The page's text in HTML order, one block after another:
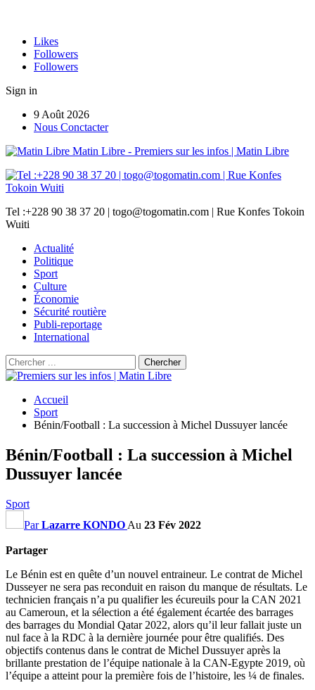
Likes
Followers
Followers
Sign in
9 Août 2026
Nous Conctacter
Matin Libre - Premiers sur les infos | Matin Libre
Tel :+228 90 38 37 20 | togo@togomatin.com | Rue Konfes Tokoin
Wuiti
Actualité
Politique
Sport
Culture
Économie
Sécurité routière
Publi-reportage
International
Accueil
Sport
Bénin/Football : La succession à Michel Dussuyer lancée
Bénin/Football : La succession à Michel
Dussuyer lancée
Sport
ParLazarre KONDO Au 23 Fév 2022
Partager
Le Bénin est en quête d’un nouvel entraineur. Le contrat de Michel
Dusseyer ne sera pas reconduit en raison du manque de résultats. Le
technicien français n’a pu qualifier les écureuils pour la CAN 2021
au Cameroun, et la sélection a été également écartée des barrages
des barrages du Mondial Qatar 2022, alors qu’il leur fallait juste un
nul face à la RDC à la dernière journée pour être qualifiés. Des
objectifs contenus dans le contrat de Michel Dussuyer après la
brillante prestation de l’équipe nationale à la CAN-Egypte 2019, où
l’équipe a atteint pour la première fois de l’histoire, les ¼ de finales.